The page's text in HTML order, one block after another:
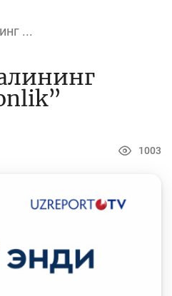
Money Week
чемпионат
янгиликлари
...
1003